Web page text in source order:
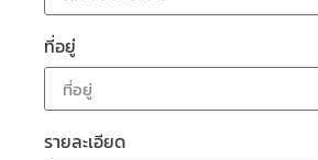
ที่อยู่
รายละเอียด